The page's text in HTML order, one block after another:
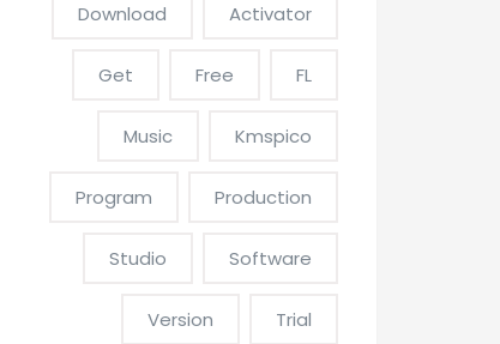
Activator
Download
FL
Free
Get
Kmspico
Music
Production
Program
Software
Studio
Trial
Version